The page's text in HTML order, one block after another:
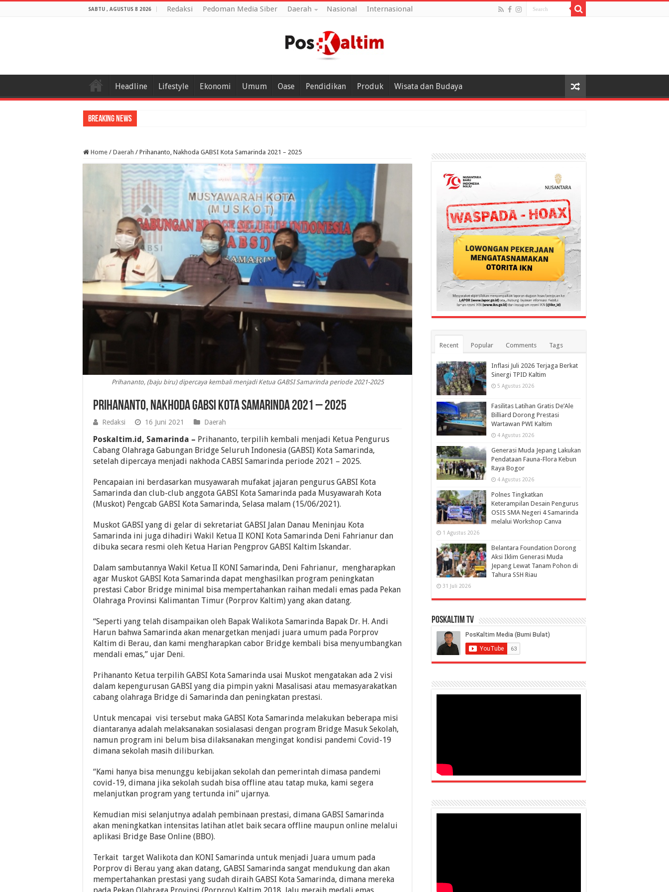
SABTU , AGUSTUS 8 2026 Redaksi Pedoman Media Siber Daerah Nasional Internasional
Headline Lifestyle Ekonomi Umum Oase Pendidikan Produk Wisata dan Budaya
Breaking News
Home / Daerah / Prihananto, Nakhoda GABSI Kota Samarinda 2021 – 2025
Prihananto, (baju biru) dipercaya kembali menjadi Ketua GABSI Samarinda periode 2021-2025
Prihananto, Nakhoda GABSI Kota Samarinda 2021 – 2025
Redaksi 16 Juni 2021 Daerah
Poskaltim.id, Samarinda – Prihananto, terpilih kembali menjadi Ketua Pengurus
Cabang Olahraga Gabungan Bridge Seluruh Indonesia (GABSI) Kota Samarinda,
setelah dipercaya menjadi nakhoda CABSI Samarinda periode 2021 – 2025.
Pencapaian ini berdasarkan musyawarah mufakat jajaran pengurus GABSI Kota
Samarinda dan club-club anggota GABSI Kota Samarinda pada Musyawarah Kota
(Muskot) Pengcab GABSI Kota Samarinda, Selasa malam (15/06/2021).
Muskot GABSI yang di gelar di sekretariat GABSI Jalan Danau Meninjau Kota
Samarinda ini juga dihadiri Wakil Ketua II KONI Kota Samarinda Deni Fahrianur dan
dibuka secara resmi oleh Ketua Harian Pengprov GABSI Kaltim Iskandar.
Dalam sambutannya Wakil Ketua II KONI Samarinda, Deni Fahrianur, mengharapkan
agar Muskot GABSI Kota Samarinda dapat menghasilkan program peningkatan
prestasi Cabor Bridge minimal bisa mempertahankan raihan medali emas pada Pekan
Olahraga Provinsi Kalimantan Timur (Porprov Kaltim) yang akan datang.
“Seperti yang telah disampaikan oleh Bapak Walikota Samarinda Bapak Dr. H. Andi
Harun bahwa Samarinda akan menargetkan menjadi juara umum pada Porprov
Kaltim di Berau, dan kami mengharapkan cabor Bridge kembali bisa menyumbangkan
mendali emas,” ujar Deni.
Prihananto Ketua terpilih GABSI Kota Samarinda usai Muskot mengatakan ada 2 visi
dalam kepengurusan GABSI yang dia pimpin yakni Masalisasi atau memasyarakatkan
cabang olahraga Bridge di Samarinda dan peningkatan prestasi.
Untuk mencapai visi tersebut maka GABSI Kota Samarinda melakukan beberapa misi
diantaranya adalah melaksanakan sosialasasi dengan program Bridge Masuk Sekolah,
namun program ini belum bisa dilaksanakan mengingat kondisi pandemi Covid-19
dimana sekolah masih diliburkan.
“Kami hanya bisa menunggu kebijakan sekolah dan pemerintah dimasa pandemi
covid-19, dimana jika sekolah sudah bisa offline atau tatap muka, kami segera
melanjutkan program yang tertunda ini” ujarnya.
Kemudian misi selanjutnya adalah pembinaan prestasi, dimana GABSI Samarinda
akan meningkatkan intensitas latihan atlet baik secara offline maupun online melalui
aplikasi Bridge Base Online (BBO).
Terkait target Walikota dan KONI Samarinda untuk menjadi Juara umum pada
Porprov di Berau yang akan datang, GABSI Samarinda sangat mendukung dan akan
mempertahankan prestasi yang sudah diraih GABSI Kota Samarinda, dimana mereka
pada Pekan Olahraga Provinsi (Porprov) Kaltim 2018 lalu meraih medali emas.
Recent Popular Comments Tags
Inflasi Juli 2026 Terjaga Berkat
Sinergi TPID Kaltim
5 Agustus 2026
Fasilitas Latihan Gratis De’Ale
Billiard Dorong Prestasi
Wartawan PWI Kaltim
4 Agustus 2026
Generasi Muda Jepang Lakukan
Pendataan Fauna-Flora Kebun
Raya Bogor
4 Agustus 2026
Polnes Tingkatkan
Keterampilan Desain Pengurus
OSIS SMA Negeri 4 Samarinda
melalui Workshop Canva
1 Agustus 2026
Belantara Foundation Dorong
Aksi Iklim Generasi Muda
Jepang Lewat Tanam Pohon di
Tahura SSH Riau
31 Juli 2026
PosKaltim TV